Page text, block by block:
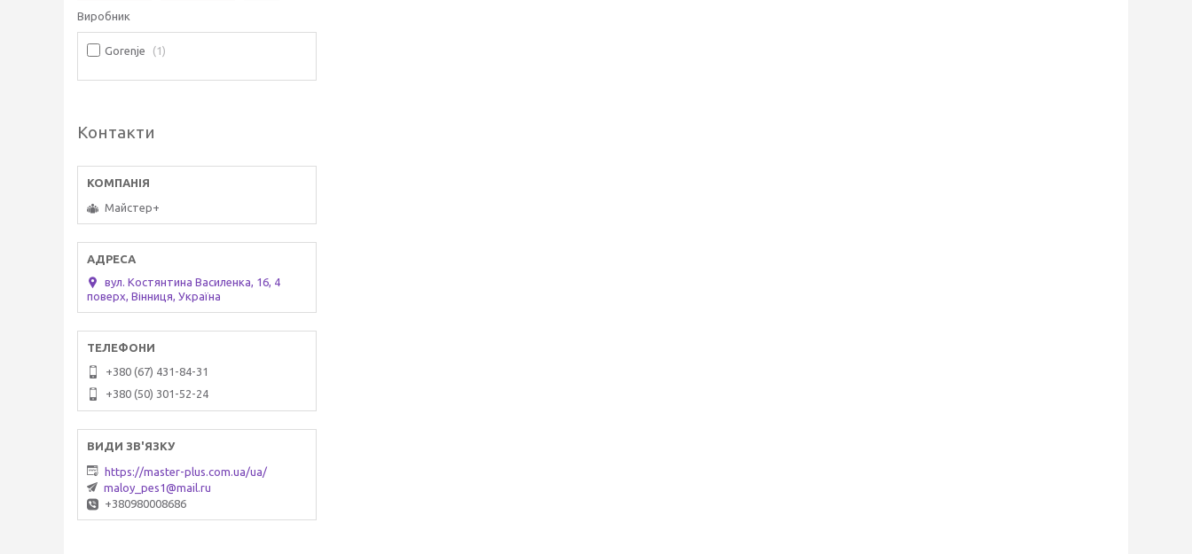
Виробник
Gorenje 1
Контакти
Майстер+
вул. Костянтина Василенка, 16, 4
поверх, Вінниця, Україна
+380 (67) 431-84-31
+380 (50) 301-52-24
https://master-plus.com.ua/ua/
maloy_pes1@mail.ru
+380980008686